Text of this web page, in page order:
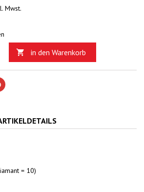
Mwst.
 in den Warenkorb
Pinterest
= 10)